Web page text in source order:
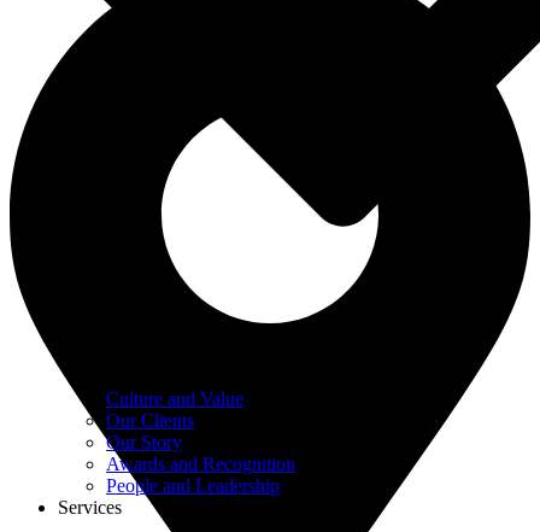
Culture and Value
Our Clients
Our Story
Awards and Recognition
People and Leadership
Services